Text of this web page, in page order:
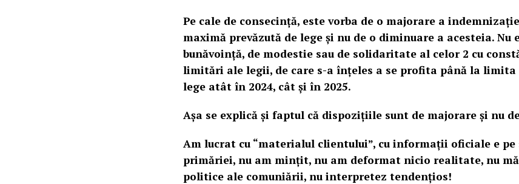
Pe cale de consecință, este vorba de o majorare a
maximă prevăzută de lege și nu de o diminuare a acesteia. Nu
bunăvoință, de modestie sau de solidaritate al celor 2 cu
limitări ale legii, de care s-a înțeles a se profita până la limita
lege atât în 2024, cât și în 2025.
Așa se explică și faptul că dispozițiile sunt de majorare și nu
Am lucrat cu “materialul clientului”, cu informații oficiale e
primăriei, nu am mințit, nu am deformat nicio realitate, nu
politice ale comuniării, nu interpretez tendențios!